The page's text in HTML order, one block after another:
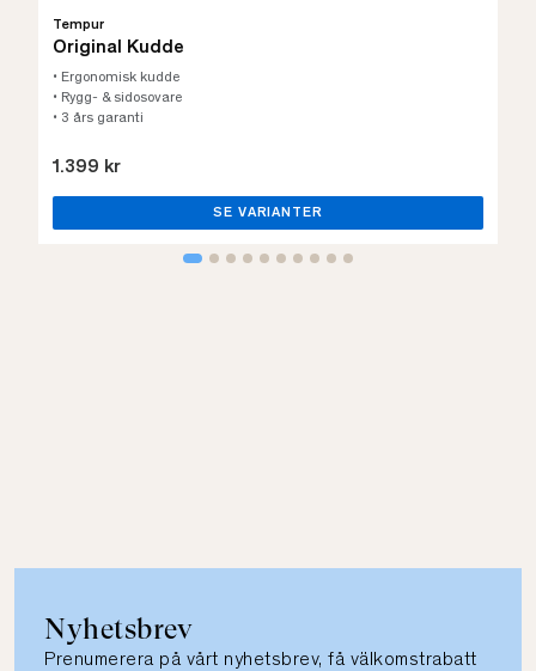
Tempur
Original Kudde
• Ergonomisk kudde
• Rygg- & sidosovare
• 3 års garanti
1.399 kr
SE VARIANTER
Nyhetsbrev
Prenumerera på vårt nyhetsbrev, få välkomstrabatt